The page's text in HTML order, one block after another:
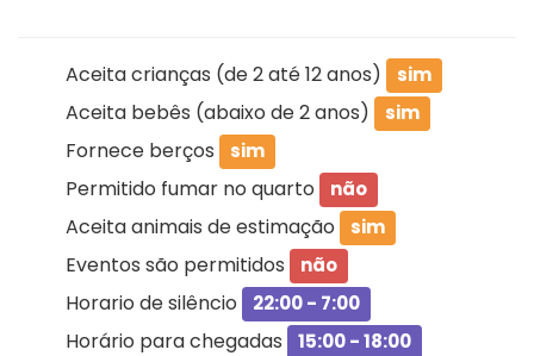
Aceita crianças (de 2 até 12 anos) sim
Aceita bebês (abaixo de 2 anos) sim
Fornece berços sim
Permitido fumar no quarto não
Aceita animais de estimação sim
Eventos são permitidos não
Horario de silêncio 22:00 - 7:00
Horário para chegadas 15:00 - 18:00